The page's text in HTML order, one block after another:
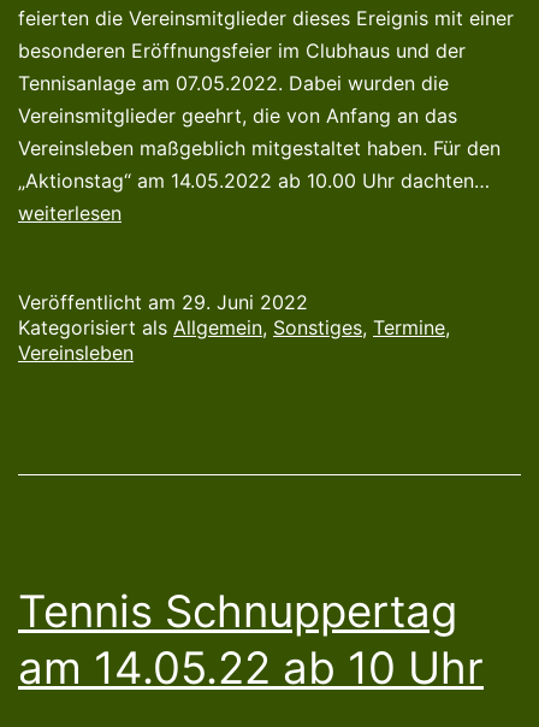
feierten die Vereinsmitglieder dieses Ereignis mit einer
besonderen Eröffnungsfeier im Clubhaus und der
Tennisanlage am 07.05.2022. Dabei wurden die
Vereinsmitglieder geehrt, die von Anfang an das
Vereinsleben maßgeblich mitgestaltet haben. Für den
„Aktionstag“ am 14.05.2022 ab 10.00 Uhr dachten…
weiterlesen
Veröffentlicht am 29. Juni 2022
Kategorisiert als Allgemein, Sonstiges, Termine,
Vereinsleben
Tennis Schnuppertag
am 14.05.22 ab 10 Uhr